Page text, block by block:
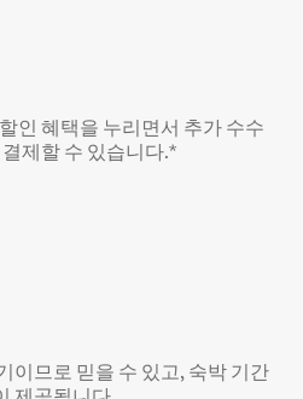
인 혜택을 누리면서 추가 수수
제할 수 있습니다.*
이므로 믿을 수 있고, 숙박 기간